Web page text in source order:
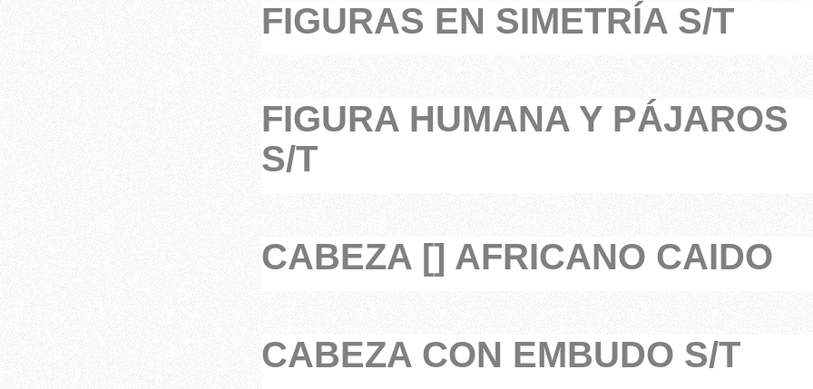
FIGURAS EN SIMETRÍA S/T
FIGURA HUMANA Y PÁJAROS
S/T
CABEZA [] AFRICANO CAIDO
CABEZA CON EMBUDO S/T